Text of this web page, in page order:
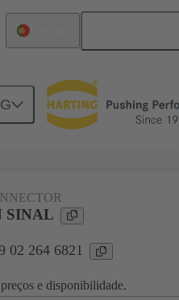
SINAL
02 264 6821
e disponibilidade.